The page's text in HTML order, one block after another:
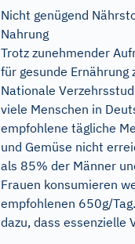
Nicht genügend
Nahrung
Trotz zunehmender
für gesunde Ernährung
Nationale
viele Menschen in
empfohlene tägliche
und Gemüse nicht
als 85% der Männer
Frauen konsumieren
empfohlenen 650g/
dazu, dass essenzielle